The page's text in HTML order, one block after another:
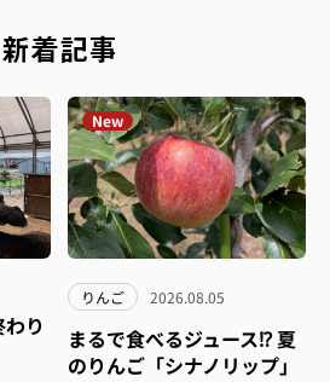
新着記事
り
New
りんご 2026.08.05
まるで食べるジュース⁉︎ 夏
のりんご「シナノリップ」